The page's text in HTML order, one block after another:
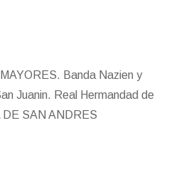
Banda Nazien y
Juanin. Real Hermandad de
DE SAN ANDRES